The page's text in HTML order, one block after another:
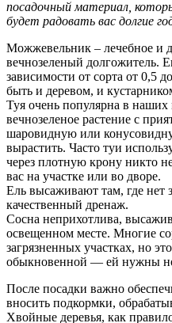
посадочный материал,
будет радовать вас долгие
Можжевельник – лечебное и
вечнозеленый долгожитель.
зависимости от сорта от 0,5
быть и деревом, и
Туя очень популярна в
вечнозеленое растение с
шаровидную или
вырастить. Часто туи
через плотную крону никто
вас на участке или во дворе.
Ель высаживают там, где нет
качественный дренаж.
Сосна неприхотлива,
освещенном месте. Многие
загрязненных участках, но
обыкновенной — ей нужны
После посадки важно
вносить подкормки,
Хвойные деревья, как